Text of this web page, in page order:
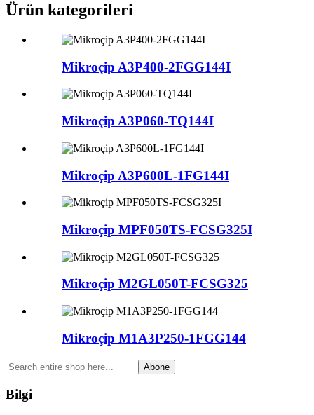
Ürün kategorileri
Mikroçip A3P400-2FGG144I
Mikroçip A3P060-TQ144I
Mikroçip A3P600L-1FG144I
Mikroçip MPF050TS-FCSG325I
Mikroçip M2GL050T-FCSG325
Mikroçip M1A3P250-1FGG144
Abone
Bilgi